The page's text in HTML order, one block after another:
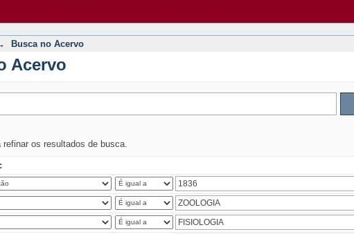
Busca no Acervo
Acervo
os resultados de busca.